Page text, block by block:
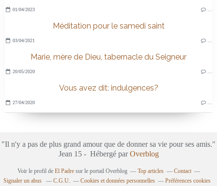
01/04/2023
Méditation pour le samedi saint
03/04/2021
Marie, mère de Dieu, tabernacle du Seigneur
20/05/2020
Vous avez dit: indulgences?
27/04/2020
"Il n'y a pas de plus grand amour que de donner sa vie pour ses amis."
Jean 15 - Hébergé parOverblog
Voir le profil de El Padresur le portail Overblog Top articles
Contact
Signaler un abus
C.G.U. Cookies et données personnelles Préférences cookies